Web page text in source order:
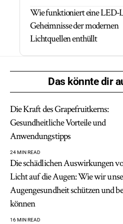
Wie funktioniert eine LED-
Geheimnisse der modernen
Lichtquellen enthüllt
Das könnte dir
Die Kraft des Grapefruitkerns:
Gesundheitliche Vorteile und
Anwendungstipps
24 MIN READ
Die schädlichen Auswirkungen
Licht auf die Augen: Wie wir
Augengesundheit schützen und
können
16 MIN READ